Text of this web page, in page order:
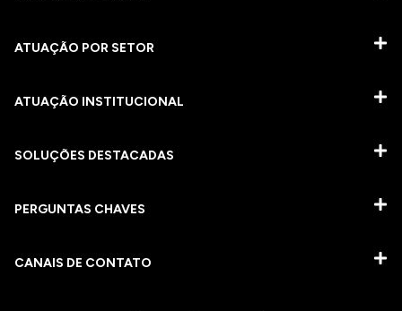
ATUAÇÃO POR SETOR
ATUAÇÃO INSTITUCIONAL
SOLUÇÕES DESTACADAS
PERGUNTAS CHAVES​
CANAIS DE CONTATO